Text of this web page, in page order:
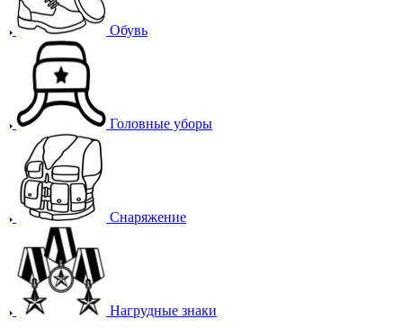
Обувь
Головные уборы
Снаряжение
Нагрудные знаки